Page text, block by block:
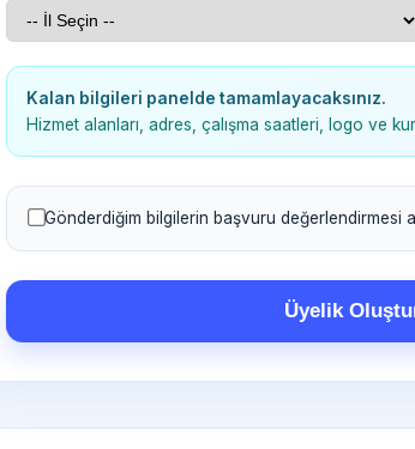
Kalan bilgileri panelde tamamlayacaksınız.
Hizmet alanları, adres, çalışma saatleri, logo ve
Gönderdiğim bilgilerin başvuru değerlendirmesi
Üyelik